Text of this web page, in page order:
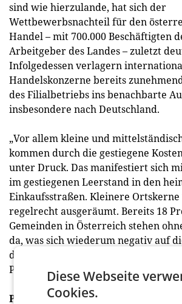
sind wie hierzulande, hat sich der
Wettbewerbsnachteil für den
Handel – mit 700.000 Beschäftigten
Arbeitgeber des Landes – zuletzt
Infolgedessen verlagern
Handelskonzerne bereits
des Filialbetriebs ins benachbarte
insbesondere nach Deutschland.
„Vor allem kleine und
kommen durch die gestiegene
unter Druck. Das manifestiert sich
im gestiegenen Leerstand in den
Einkaufsstraßen. Kleinere
regelrecht ausgeräumt. Bereits 18
Gemeinden in Österreich stehen
da, was sich wiederum negativ auf
der Menschen auswirkt", bestätigt
Präsident Stephan Mayer-Heinisch.
Positiv: Inflation sinkt
Diese Webseite
Cookies.